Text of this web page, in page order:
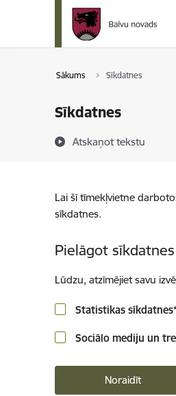
Pāriet uz lapas saturu
Sākums Sīkdatnes
Sīkdatnes
Atskaņot tekstu
Lai šī tīmekļvietne
sīkdatnes.
Pielāgot sīkdatnes
Lūdzu, atzīmējiet savu
Statistikas sīkdatnes
Sociālo mediju un
Noraidīt